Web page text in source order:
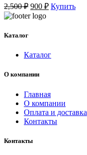
2,500₽ Первоначальная
цена
составляла
900 ₽Текущая
цена:
Купить
Каталог
Каталог
О компании
Главная
О компании
Оплата и доставка
Контакты
Контакты